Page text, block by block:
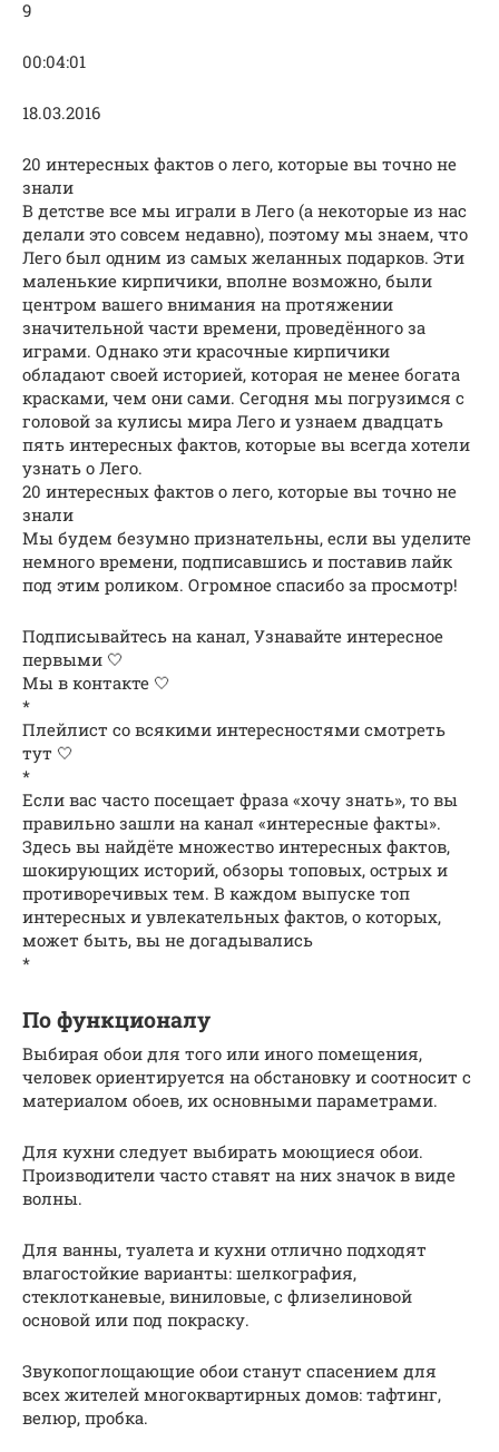
9
00:04:01
18.03.2016
20 интересных фактов о лего, которые вы точно не
знали
В детстве все мы играли в Лего (а некоторые из нас
делали это совсем недавно), поэтому мы знаем, что
Лего был одним из самых желанных подарков. Эти
маленькие кирпичики, вполне возможно, были
центром вашего внимания на протяжении
значительной части времени, проведённого за
играми. Однако эти красочные кирпичики
обладают своей историей, которая не менее богата
красками, чем они сами. Сегодня мы погрузимся с
головой за кулисы мира Лего и узнаем двадцать
пять интересных фактов, которые вы всегда хотели
узнать о Лего.
20 интересных фактов о лего, которые вы точно не
знали
Мы будем безумно признательны, если вы уделите
немного времени, подписавшись и поставив лайк
под этим роликом. Огромное спасибо за просмотр!
Подписывайтесь на канал, Узнавайте интересное
первыми 🤍
Мы в контакте 🤍
*
Плейлист со всякими интересностями смотреть
тут 🤍
*
Если вас часто посещает фраза «хочу знать», то вы
правильно зашли на канал «интересные факты».
Здесь вы найдёте множество интересных фактов,
шокирующих историй, обзоры топовых, острых и
противоречивых тем. В каждом выпуске топ
интересных и увлекательных фактов, о которых,
может быть, вы не догадывались
*
По функционалу
Выбирая обои для того или иного помещения,
человек ориентируется на обстановку и соотносит с
материалом обоев, их основными параметрами.
Для кухни следует выбирать моющиеся обои.
Производители часто ставят на них значок в виде
волны.
Для ванны, туалета и кухни отлично подходят
влагостойкие варианты: шелкография,
стеклотканевые, виниловые, с флизелиновой
основой или под покраску.
Звукопоглощающие обои станут спасением для
всех жителей многоквартирных домов: тафтинг,
велюр, пробка.